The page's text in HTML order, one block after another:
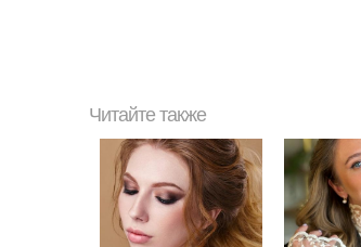
Читайте также